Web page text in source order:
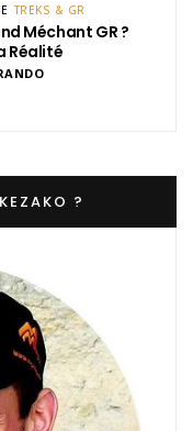
TREKS & GR
Méchant GR ?
Réalité
?